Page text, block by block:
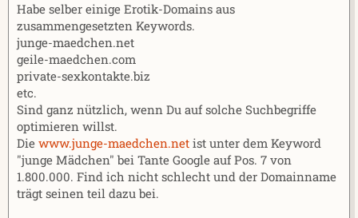
Habe selber einige Erotik-Domains aus
zusammengesetzten Keywords.
junge-maedchen.net
geile-maedchen.com
private-sexkontakte.biz
etc.
Sind ganz nützlich, wenn Du auf solche Suchbegriffe
optimieren willst.
Die www.junge-maedchen.net ist unter dem Keyword
"junge Mädchen" bei Tante Google auf Pos. 7 von
1.800.000. Find ich nicht schlecht und der Domainname
trägt seinen teil dazu bei.